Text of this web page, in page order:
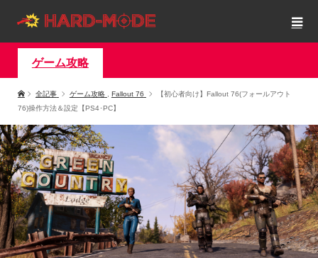
ゲーム攻略
全記事 ゲーム攻略 Fallout 76
【初心者向け】Fallout 76(フォールアウト
76)操作方法＆設定【PS4･PC】